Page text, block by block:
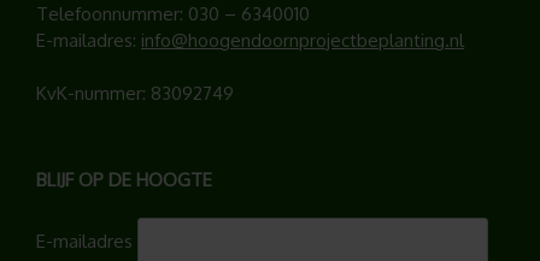
Telefoonnummer: 030 – 6340010
E-mailadres: info@hoogendoornprojectbeplanting.nl
KvK-nummer: 83092749
BLIJF OP DE HOOGTE
E-mailadres